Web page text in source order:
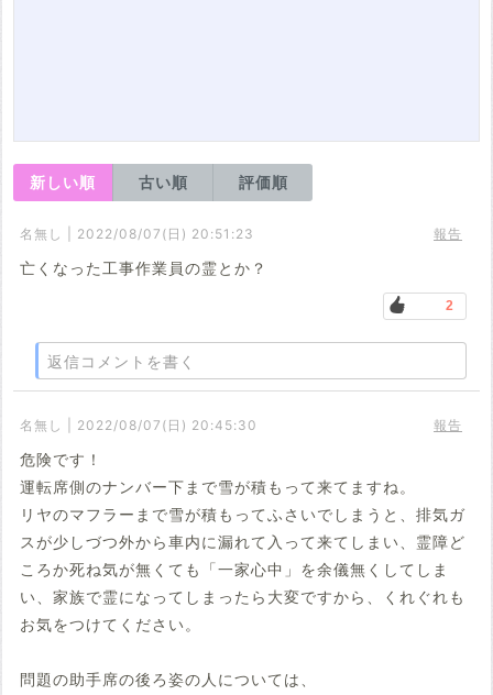
新しい順 古い順 評価順
名無し | 2022/08/07(日) 20:51:23 報告
亡くなった工事作業員の霊とか？
2
返信コメントを書く
名無し | 2022/08/07(日) 20:45:30 報告
危険です！
運転席側のナンバー下まで雪が積もって来てますね。
リヤのマフラーまで雪が積もってふさいでしまうと、排気ガ
スが少しづつ外から車内に漏れて入って来てしまい、霊障ど
ころか死ね気が無くても「一家心中」を余儀無くしてしま
い、家族で霊になってしまったら大変ですから、くれぐれも
お気をつけてください。
問題の助手席の後ろ姿の人については、